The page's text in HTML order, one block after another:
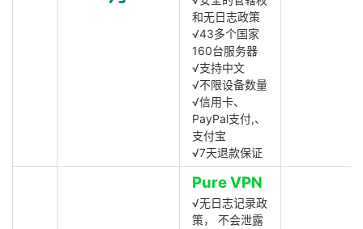
和无日志政策
√43多个国家
160台服务器
√支持中文
√不限设备数量
√信用卡、
PayPal支付,、
支付宝
√7天退款保证
Pure VPN
√无日志记录政
策， 不会泄露